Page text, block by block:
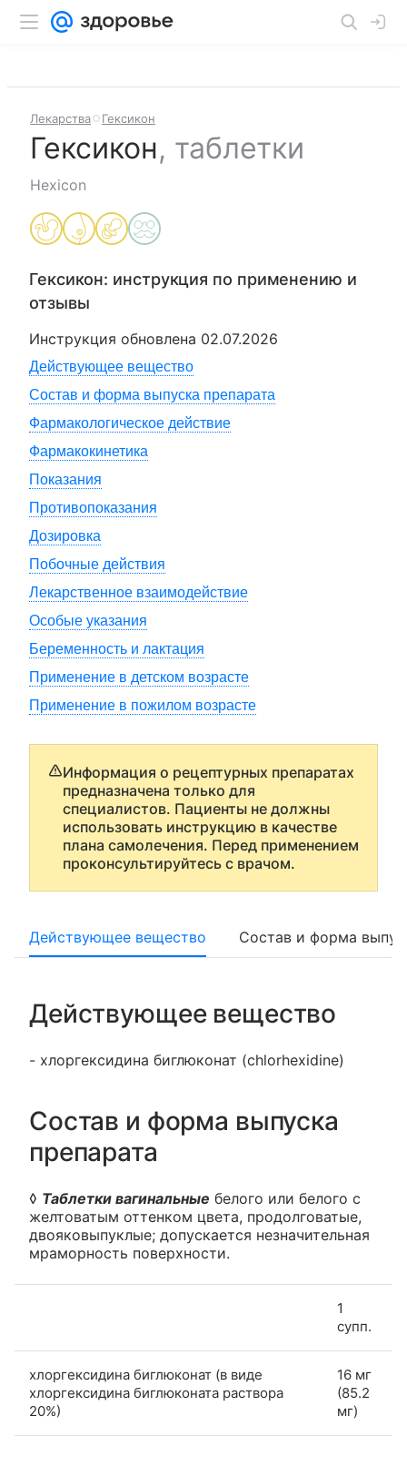
Лекарства Гексикон
Гексикон, таблетки
Hexicon
Гексикон: инструкция по применению и
отзывы
Инструкция обновлена 02.07.2026
Действующее вещество
Состав и форма выпуска препарата
Фармакологическое действие
Фармакокинетика
Показания
Противопоказания
Дозировка
Побочные действия
Лекарственное взаимодействие
Особые указания
Беременность и лактация
Применение в детском возрасте
Применение в пожилом возрасте
Информация о рецептурных препаратах
предназначена только для
специалистов. Пациенты не должны
использовать инструкцию в качестве
плана самолечения. Перед применением
проконсультируйтесь с врачом.
Действующее вещество Состав и форма
Действующее вещество
- хлоргексидина биглюконат (chlorhexidine)
Состав и форма выпуска
препарата
◊ Таблетки вагинальные белого или белого с
желтоватым оттенком цвета, продолговатые,
двояковыпуклые; допускается незначительная
мраморность поверхности.
1
супп.
хлоргексидина биглюконат (в виде
хлоргексидина биглюконата раствора
20%)
16 мг
(85.2
мг)